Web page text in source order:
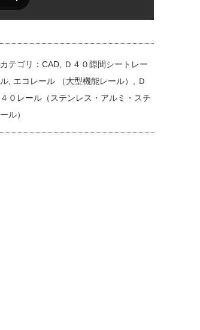
カテゴリ： CAD,
Ｄ４０隙間シートレー
ル, エコレール （大型機能レール）
Ｄ
４０レール（ステンレス・アルミ・スチ
ール）